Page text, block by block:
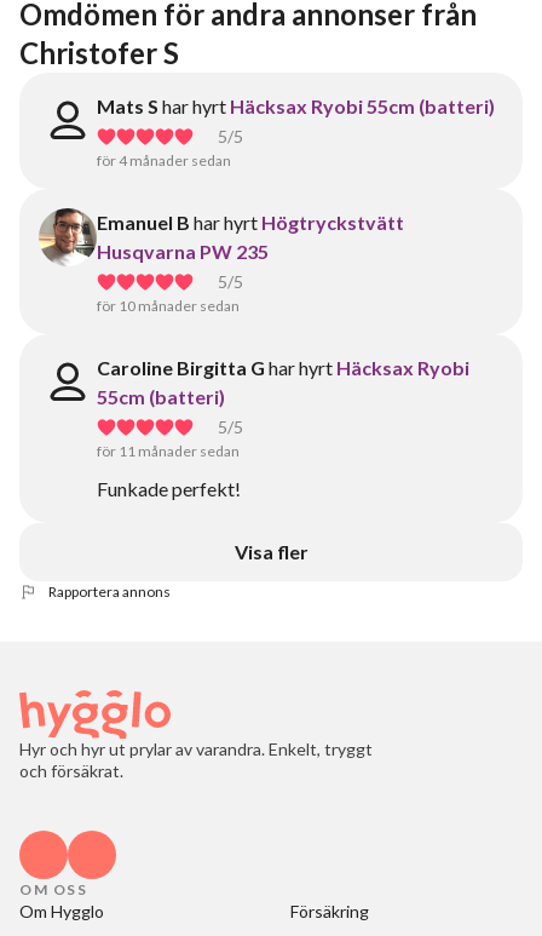
Omdömen för andra annonser från
Christofer S
Mats S har hyrt Häcksax Ryobi 55cm (batteri)
5/5
för 4 månader sedan
Emanuel B har hyrt Högtryckstvätt
Husqvarna PW 235
5/5
för 10 månader sedan
Caroline Birgitta G har hyrt Häcksax Ryobi
55cm (batteri)
5/5
för 11 månader sedan
Funkade perfekt!
Visa fler
Rapportera annons
Hyr och hyr ut prylar av varandra. Enkelt, tryggt
och försäkrat.
OM OSS
Om Hygglo Försäkring